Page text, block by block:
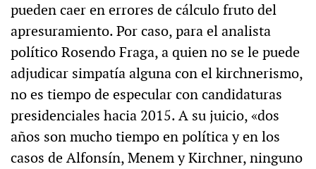
pueden caer en errores de cálculo fruto del
apresuramiento. Por caso, para el analista
político Rosendo Fraga, a quien no se le puede
adjudicar simpatía alguna con el kirchnerismo,
no es tiempo de especular con candidaturas
presidenciales hacia 2015. A su juicio, «dos
años son mucho tiempo en política y en los
casos de Alfonsín, Menem y Kirchner, ninguno